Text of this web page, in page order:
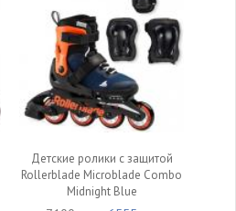
Детские ролики с защитой
Rollerblade Microblade Combo
Midnight Blue